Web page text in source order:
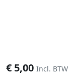
€ 5,00 Incl. BTW